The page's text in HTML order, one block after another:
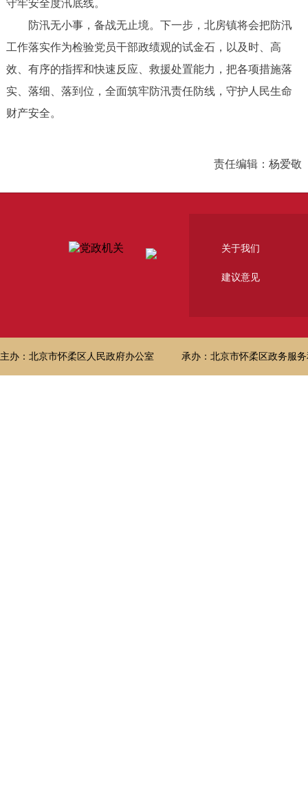
守牢安全度汛底线。
防汛无小事，备战无止境。下一步，北房镇将会把防汛
工作落实作为检验党员干部政绩观的试金石，以及时、高
效、有序的指挥和快速反应、救援处置能力，把各项措施落
实、落细、落到位，全面筑牢防汛责任防线，守护人民生命
财产安全。
责任编辑：杨爱敬
关于我们
建议意见
主办：北京市怀柔区人民政府办公室 承办：北京市怀柔区政务服